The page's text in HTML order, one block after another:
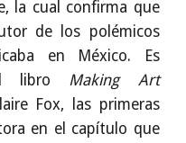
la cual confirma que
de los polémicos
en México. Es
libro Making Art
Fox, las primeras
en el capítulo que